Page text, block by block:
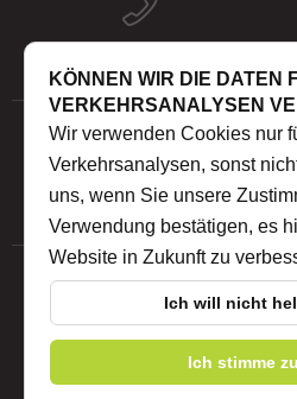
© 2026 CIDEM Hranice a.s.,
KÖNNEN WIR DIE DATEN
VERKEHRSANALYSEN
Wir verwenden Cookies nur
Verkehrsanalysen, sonst
uns, wenn Sie unsere
Verwendung bestätigen, es
Website in Zukunft zu
Ich will nicht
Ich stimme zu